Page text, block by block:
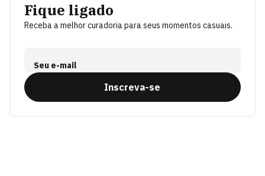
Fique ligado
Receba a melhor curadoria para seus momentos casuais.
Seu e-mail
Inscreva-se